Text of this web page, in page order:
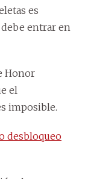
es
entrar en
Honor
el
imposible.
desbloqueo